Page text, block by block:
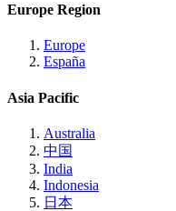
Europe Region
Europe
España
Asia Pacific
Australia
中国
India
Indonesia
日本